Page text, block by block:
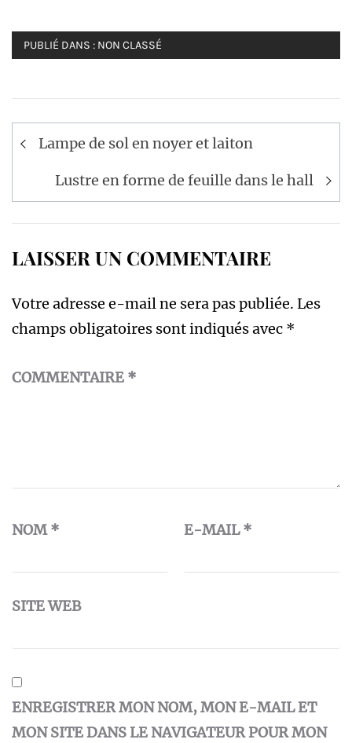
PUBLIÉ DANS : NON CLASSÉ
Navigation
l’article
Lampe de sol en noyer et laiton
Lustre en forme de feuille dans le hall
LAISSER UN COMMENTAIRE
Votre adresse e-mail ne sera pas publiée. Les
champs obligatoires sont indiqués avec *
COMMENTAIRE *
NOM* E-MAIL*
SITE WEB
ENREGISTRER MON NOM, MON E-MAIL ET
MON SITE DANS LE NAVIGATEUR POUR MON